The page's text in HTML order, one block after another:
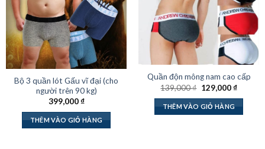
Bộ 3 quần lót Gấu vĩ đại (cho
người trên 90 kg)
399,000₫
THÊM VÀO GIỎ HÀNG
Quần độn mông nam cao cấp
139,000₫ Giá
là:
139,000 ₫.
129,000₫Giá
THÊM VÀO GIỎ HÀNG